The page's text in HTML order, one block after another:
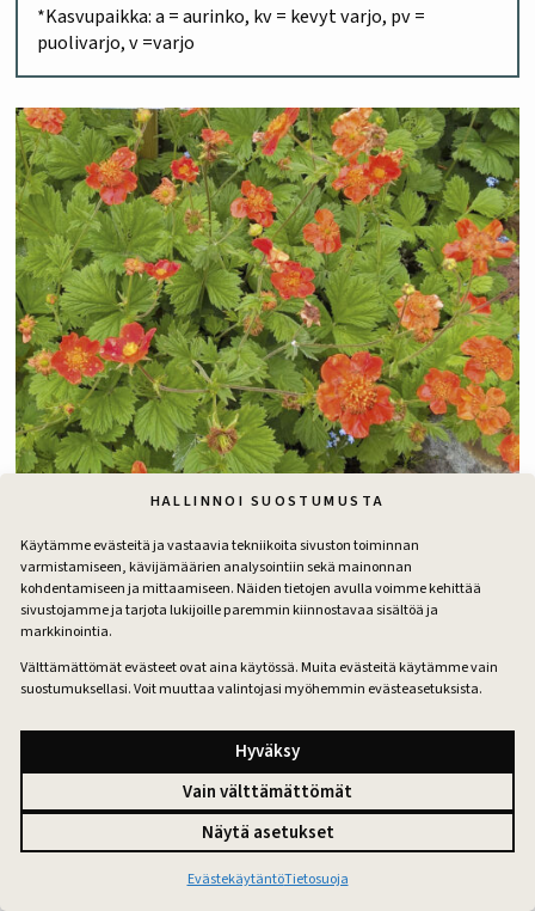
HALLINNOI SUOSTUMUSTA
Käytämme evästeitä ja vastaavia tekniikoita sivuston toiminnan
varmistamiseen, kävijämäärien analysointiin sekä mainonnan
kohdentamiseen ja mittaamiseen. Näiden tietojen avulla voimme kehittää
sivustojamme ja tarjota lukijoille paremmin kiinnostavaa sisältöä ja
markkinointia.
Välttämättömät evästeet ovat aina käytössä. Muita evästeitä käytämme vain
suostumuksellasi. Voit muuttaa valintojasi myöhemmin evästeasetuksista.
Hyväksy
Vain välttämättömät
Näytä asetukset
EvästekäytäntöTietosuoja
*Kasvupaikka: a = aurinko, kv = kevyt varjo, pv =
puolivarjo, v =varjo
Tulikellukka
Oranssi- ja keltakukkaisia perennoja
Alchemilla mollis
Jättipoimulehti on paitsi helppohoitoinen, myös erittäin
monipuolinen kasvi moneen paikkaan. Se kukkii auringossa,
puolivarjossa ja jopa varjossa vihertävänkeltaisin,
harsomaisin kukin tehden rehevän ja puolipallon muotoisen
kasvuston. Kasvualusta saa olla tuoretta ja savista. Tiheä
lehdistö estää tehokkaasti rikkakasvien kasvun.
Jättipoimulehti kuuluu mahdollisesti haitallisiin